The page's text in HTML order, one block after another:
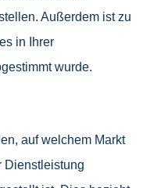
Außerdem ist zu
in Ihrer
wurde.
auf welchem Markt
Dienstleistung